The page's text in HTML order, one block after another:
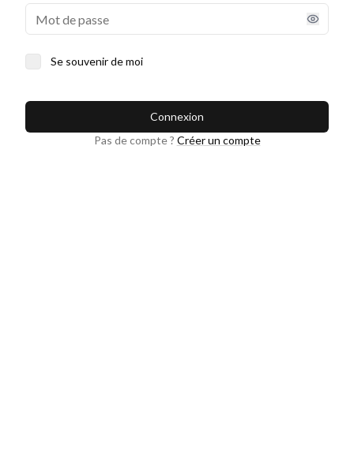
Se souvenir de moi
Connexion
Pas de compte ? Créer un compte